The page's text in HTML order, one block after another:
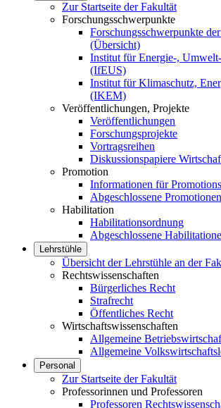
Zur Startseite der Fakultät
Forschungsschwerpunkte
Forschungsschwerpunkte
(Übersicht)
Institut für Energie-,
(IfEUS)
Institut für Klimaschutz,
(IKEM)
Veröffentlichungen, Projekte
Veröffentlichungen
Forschungsprojekte
Vortragsreihen
Diskussionspapiere
Promotion
Informationen für
Abgeschlossene Promotionen
Habilitation
Habilitationsordnung
Abgeschlossene
Lehrstühle
Übersicht der Lehrstühle an der
Rechtswissenschaften
Bürgerliches Recht
Strafrecht
Öffentliches Recht
Wirtschaftswissenschaften
Allgemeine
Allgemeine
Personal
Zur Startseite der Fakultät
Professorinnen und Professoren
Professoren